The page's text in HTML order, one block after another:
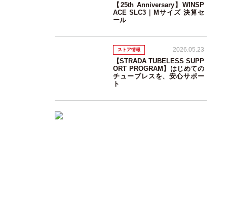
【25th Anniversary】WINSP
ACE SLC3｜Mサイズ 決算セ
ール
ストア情報 2026.05.23
【STRADA TUBELESS SUPP
ORT PROGRAM】はじめての
チューブレスを、安心サポー
ト